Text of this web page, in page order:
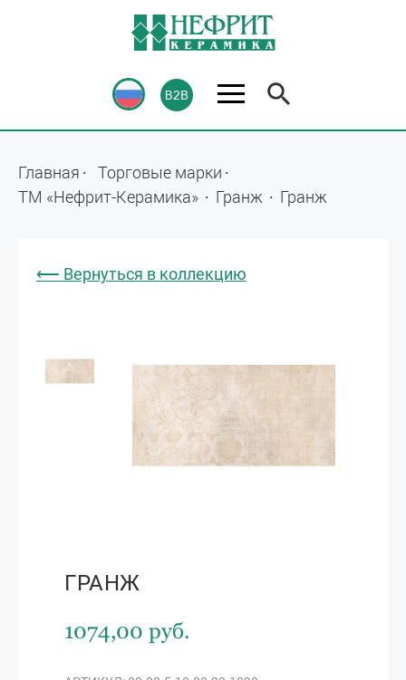
Главная
Торговые марки
ТМ «Нефрит-Керамика»
Гранж Гранж
⟵ Вернуться в коллекцию
ГРАНЖ
1074,00 руб.